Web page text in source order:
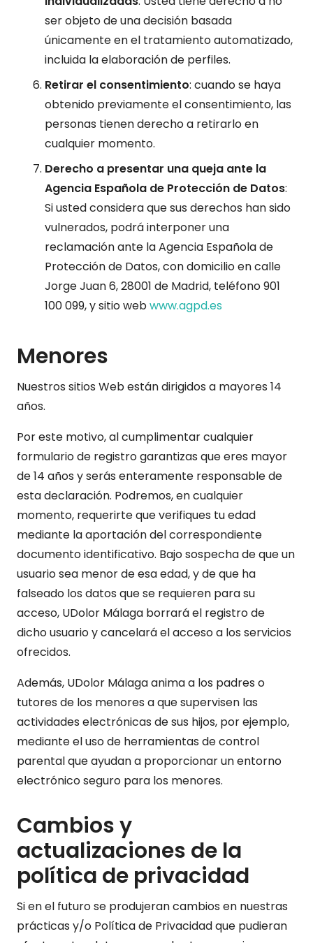
ser objeto de una decisión basada
únicamente en el tratamiento automatizado,
incluida la elaboración de perfiles.
Retirar el consentimiento: cuando se haya
obtenido previamente el consentimiento, las
personas tienen derecho a retirarlo en
cualquier momento.
Derecho a presentar una queja ante la
Agencia Española de Protección de Datos:
Si usted considera que sus derechos han sido
vulnerados, podrá interponer una
reclamación ante la Agencia Española de
Protección de Datos, con domicilio en calle
Jorge Juan 6, 28001 de Madrid, teléfono 901
100 099, y sitio webwww.agpd.es
Menores
Nuestros sitios Web están dirigidos a mayores 14
años.
Por este motivo, al cumplimentar cualquier
formulario de registro garantizas que eres mayor
de 14 años y serás enteramente responsable de
esta declaración. Podremos, en cualquier
momento, requerirte que verifiques tu edad
mediante la aportación del correspondiente
documento identificativo. Bajo sospecha de que un
usuario sea menor de esa edad, y de que ha
falseado los datos que se requieren para su
acceso, UDolor Málaga borrará el registro de
dicho usuario y cancelará el acceso a los servicios
ofrecidos.
Además, UDolor Málaga anima a los padres o
tutores de los menores a que supervisen las
actividades electrónicas de sus hijos, por ejemplo,
mediante el uso de herramientas de control
parental que ayudan a proporcionar un entorno
electrónico seguro para los menores.
Cambios y
actualizaciones de la
política de privacidad
Si en el futuro se produjeran cambios en nuestras
prácticas y/o Política de Privacidad que pudieran